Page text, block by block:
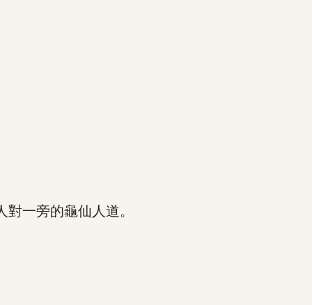
一旁的龜仙人道。